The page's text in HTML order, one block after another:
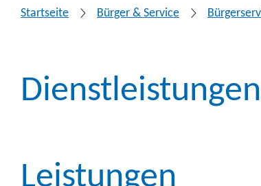
Startseite Bürger & Service
Dienstleistungen
Leistungen